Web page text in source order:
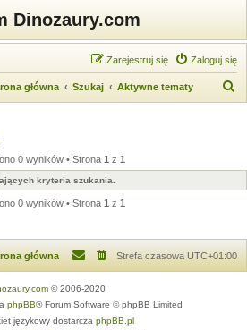
Dinozaury.com
Zaloguj się
Zarejestruj się
główna Szukaj Aktywne tematy
a
j
0 wyników • Strona 1 z 1
kryteria szukania.
0 wyników • Strona 1 z 1
główna Strefa czasowa UTC+01:00
© 2006-2020
phpBB® Forum Software © phpBB Limited
językowy dostarcza phpBB.pl